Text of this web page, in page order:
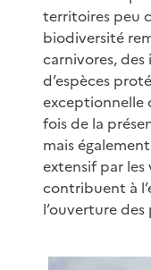
territoires peu
biodiversité
carnivores, des
d’espèces
exceptionnelle
fois de la
mais
extensif par les
contribuent à
l’ouverture des